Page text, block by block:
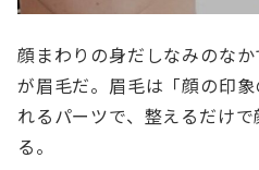
顔まわりの身だしなみのな
が眉毛だ。眉毛は「顔の印
れるパーツで、整えるだけ
る。